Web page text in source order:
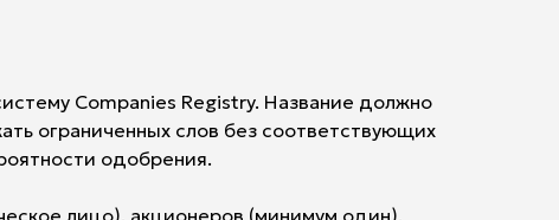
Companies Registry. Название должно
ограниченных слов без соответствующих
одобрения.
лицо), акционеров (минимум один),